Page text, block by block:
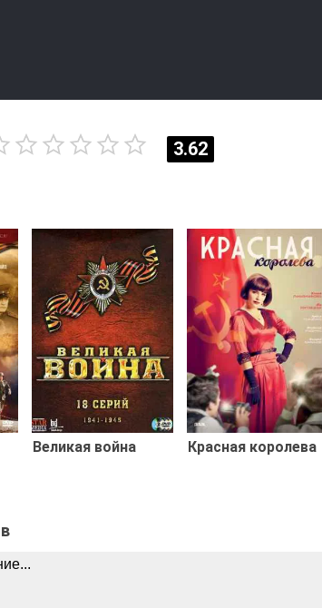
3.62
Великая война Красная королева